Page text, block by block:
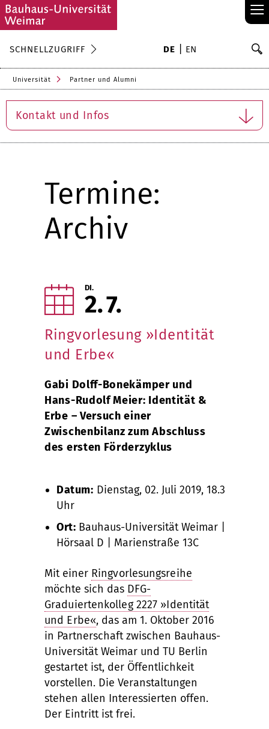
≡
SCHNELLZUGRIFF DE EN
Universität Partner und Alumni
Kontakt und Infos
Termine:
Archiv
DI.
2 7
Ringvorlesung »Identität
und Erbe«
Gabi Dolff-Bonekämper und
Hans-Rudolf Meier: Identität &
Erbe – Versuch einer
Zwischenbilanz zum Abschluss
des ersten Förderzyklus
Datum: Dienstag, 02. Juli 2019, 18.30
Uhr
Ort: Bauhaus-Universität Weimar |
Hörsaal D | Marienstraße 13C
Mit einer Ringvorlesungsreihe
möchte sich das DFG-
Graduiertenkolleg 2227 »Identität
und Erbe«, das am 1. Oktober 2016
in Partnerschaft zwischen Bauhaus-
Universität Weimar und TU Berlin
gestartet ist, der Öffentlichkeit
vorstellen. Die Veranstaltungen
stehen allen Interessierten offen.
Der Eintritt ist frei.